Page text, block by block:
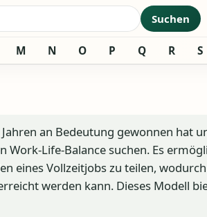
Suchen
M N O P Q R S
an Bedeutung gewonnen hat
Life-Balance suchen. Es
eines Vollzeitjobs zu teilen,
werden kann. Dieses Modell